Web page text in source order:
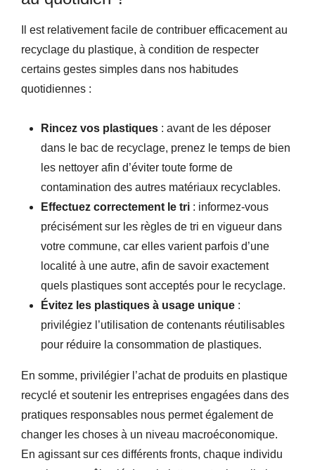
Il est relativement facile de contribuer efficacement au
recyclage du plastique, à condition de respecter
certains gestes simples dans nos habitudes
quotidiennes :
Rincez vos plastiques : avant de les déposer
dans le bac de recyclage, prenez le temps de bien
les nettoyer afin d’éviter toute forme de
contamination des autres matériaux recyclables.
Effectuez correctement le tri : informez-vous
précisément sur les règles de tri en vigueur dans
votre commune, car elles varient parfois d’une
localité à une autre, afin de savoir exactement
quels plastiques sont acceptés pour le recyclage.
Évitez les plastiques à usage unique :
privilégiez l’utilisation de contenants réutilisables
pour réduire la consommation de plastiques.
En somme, privilégier l’achat de produits en plastique
recyclé et soutenir les entreprises engagées dans des
pratiques responsables nous permet également de
changer les choses à un niveau macroéconomique.
En agissant sur ces différents fronts, chaque individu